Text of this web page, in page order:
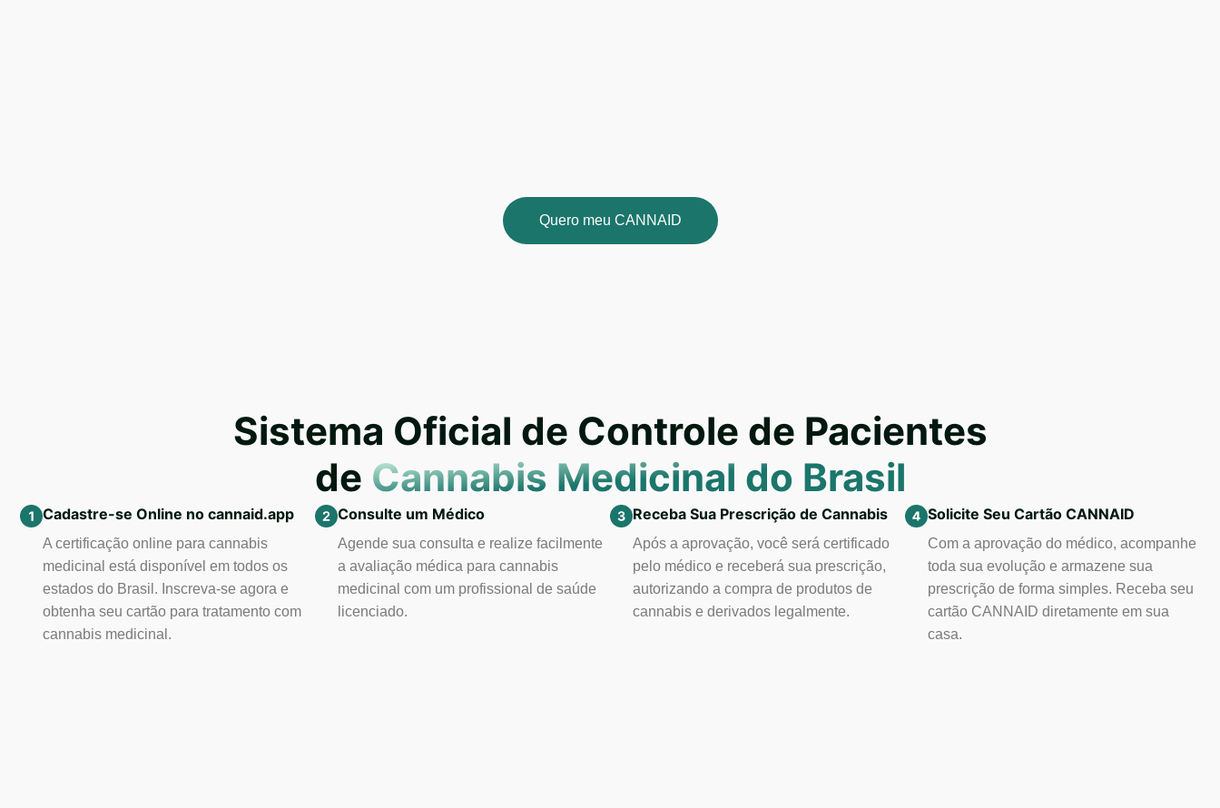
Quero meu CANNAID
Sistema Oficial de Controle de Pacientes
de Cannabis Medicinal do Brasil
Cadastre-se Online no cannaid.app
A certificação online para cannabis
medicinal está disponível em todos os
estados do Brasil. Inscreva-se agora e
obtenha seu cartão para tratamento com
cannabis medicinal.
Consulte um Médico
Agende sua consulta e realize facilmente
a avaliação médica para cannabis
medicinal com um profissional de saúde
licenciado.
Receba Sua Prescrição de Cannabis
Após a aprovação, você será certificado
pelo médico e receberá sua prescrição,
autorizando a compra de produtos de
cannabis e derivados legalmente.
Solicite Seu Cartão CANNAID
Com a aprovação do médico, acompanhe
toda sua evolução e armazene sua
prescrição de forma simples. Receba seu
cartão CANNAID diretamente em sua
casa.